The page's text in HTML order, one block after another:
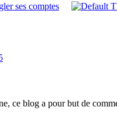
ses comptes
ce blog a pour but de